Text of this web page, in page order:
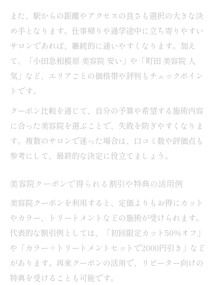
美容院クーポンで当日予約をスムーズに成
功させる方法
当日予約可の美容院クーポン活用術を徹底
解説
な選び方
当日予約でも安心な美容院クーポンの見極
め方
美容院クーポンで当日でも安く予約できる
また、駅からの距離やアクセスの良さも選択の大きな決
め手となります。仕事帰りや通学途中に立ち寄りやすい
サロンであれば、継続的に通いやすくなります。加え
て、「小田急相模原 美容院 安い」や「町田 美容院 人
気」など、エリアごとの価格帯や評判もチェックポイン
トです。
クーポン比較を通じて、自分の予算や希望する施術内容
に合った美容院を選ぶことで、失敗を防ぎやすくなりま
す。複数のサロンで迷った場合は、口コミ数や評価点も
参考にして、最終的な決定に役立てましょう。
美容院クーポンで得られる割引や特典の活用例
美容院クーポンを利用すると、定価よりもお得にカット
やカラー、トリートメントなどの施術が受けられます。
代表的な割引例としては、「初回限定カット50％オフ」
や「カラー＋トリートメントセットで2000円引き」など
があります。再来クーポンの活用で、リピーター向けの
特典を受けることも可能です。